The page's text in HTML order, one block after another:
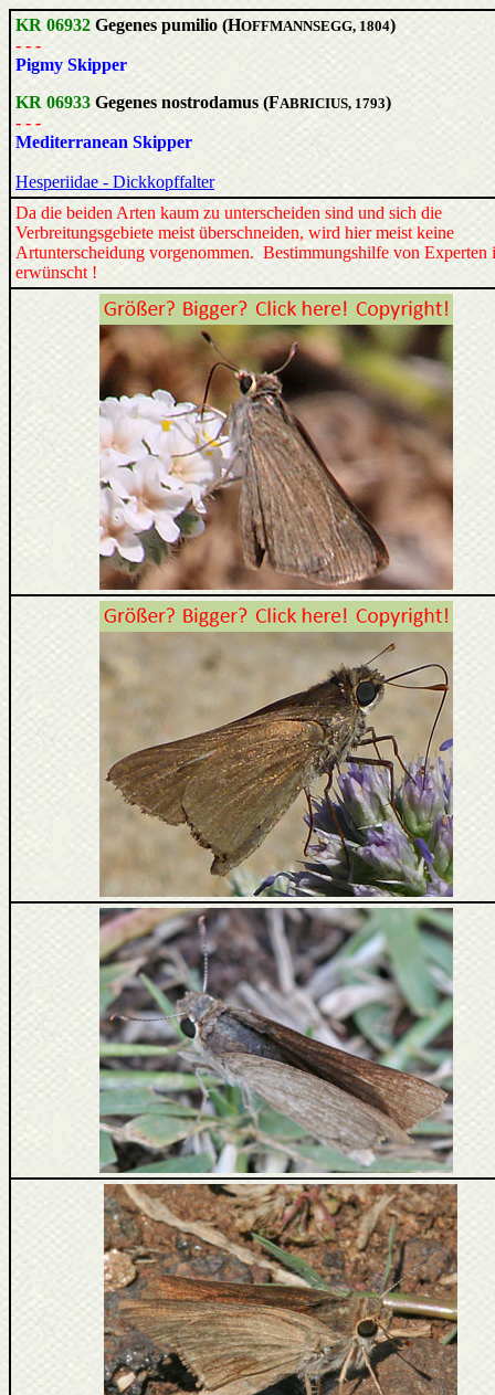
KR 06932 Gegenes pumilio (HOFFMANNSEGG, 1804)
- - -
Pigmy Skipper
KR 06933 Gegenes nostrodamus (FABRICIUS, 1793)
- - -
Mediterranean Skipper
Hesperiidae - Dickkopffalter
Da die beiden Arten kaum zu unterscheiden sind und sich die
Verbreitungsgebiete meist überschneiden, wird hier meist keine
Artunterscheidung vorgenommen. Bestimmungshilfe von Experten
erwünscht !